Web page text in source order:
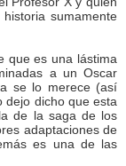
sumamente
que es una lástima
a un Oscar
se lo merece (así
dejo dicho que esta
de la saga de los
adaptaciones de
es una de las